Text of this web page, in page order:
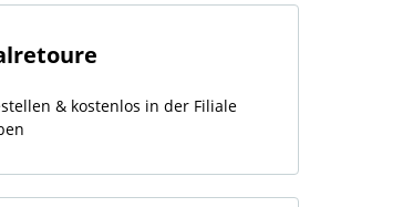
& kostenlos in der Filiale